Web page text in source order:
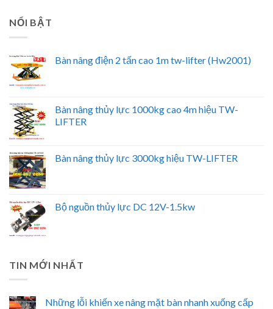
NỔI BẬT
Bàn nâng điện 2 tấn cao 1m tw-lifter (Hw2001)
Bàn nâng thủy lực 1000kg cao 4m hiệu TW-
LIFTER
Bàn nâng thủy lực 3000kg hiệu TW-LIFTER
Bộ nguồn thủy lực DC 12V-1.5kw
TIN MỚI NHẤT
Những lỗi khiến xe nâng mặt bàn nhanh xuống cấp